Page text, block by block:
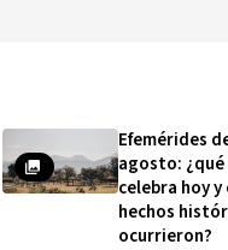
Efemérides
agosto: ¿qué
celebra hoy y
hechos
ocurrieron?